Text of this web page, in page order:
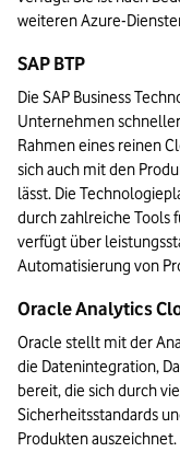
weiteren Azure-
SAP BTP
Die SAP Business
Unternehmen
Rahmen eines reinen
sich auch mit den
lässt. Die
durch zahlreiche Tools
verfügt über
Automatisierung von
Oracle Analytics
Oracle stellt mit der
die Datenintegration,
bereit, die sich durch
Sicherheitsstandards
Produkten